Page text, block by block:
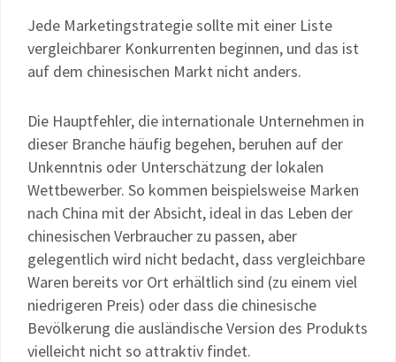
Jede Marketingstrategie sollte mit einer Liste
vergleichbarer Konkurrenten beginnen, und das ist
auf dem chinesischen Markt nicht anders.
Die Hauptfehler, die internationale Unternehmen in
dieser Branche häufig begehen, beruhen auf der
Unkenntnis oder Unterschätzung der lokalen
Wettbewerber. So kommen beispielsweise Marken
nach China mit der Absicht, ideal in das Leben der
chinesischen Verbraucher zu passen, aber
gelegentlich wird nicht bedacht, dass vergleichbare
Waren bereits vor Ort erhältlich sind (zu einem viel
niedrigeren Preis) oder dass die chinesische
Bevölkerung die ausländische Version des Produkts
vielleicht nicht so attraktiv findet.